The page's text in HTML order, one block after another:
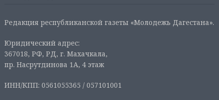
Редакция республиканской газеты «Молодежь Дагестана».
Юридический адрес:
367018, РФ, РД, г. Махачкала,
пр. Насрутдинова 1А, 4 этаж
ИНН/КПП: 0561055365 / 057101001